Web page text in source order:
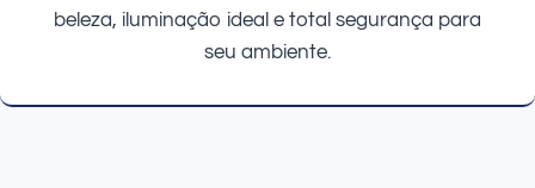
beleza, iluminação ideal e total segurança para
seu ambiente.